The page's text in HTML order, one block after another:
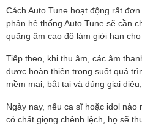
Cách Auto Tune hoạt động rất
phận hệ thống Auto Tune sẽ cần
quãng âm cao độ làm giới hạn cho
Tiếp theo, khi thu âm, các âm
được hoàn thiện trong suốt quá
mềm mại, bắt tai và đúng giai
Ngày nay, nếu ca sĩ hoặc idol
có chất giọng chênh lệch, họ sẽ